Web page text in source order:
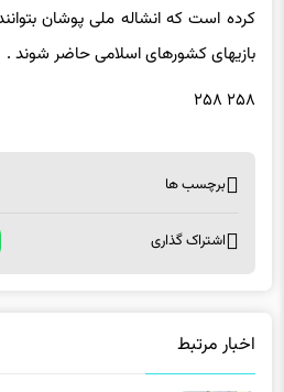
بازیهای کشورهای اسلامی حاضر شوند .
۲۵۸ ۲۵۸